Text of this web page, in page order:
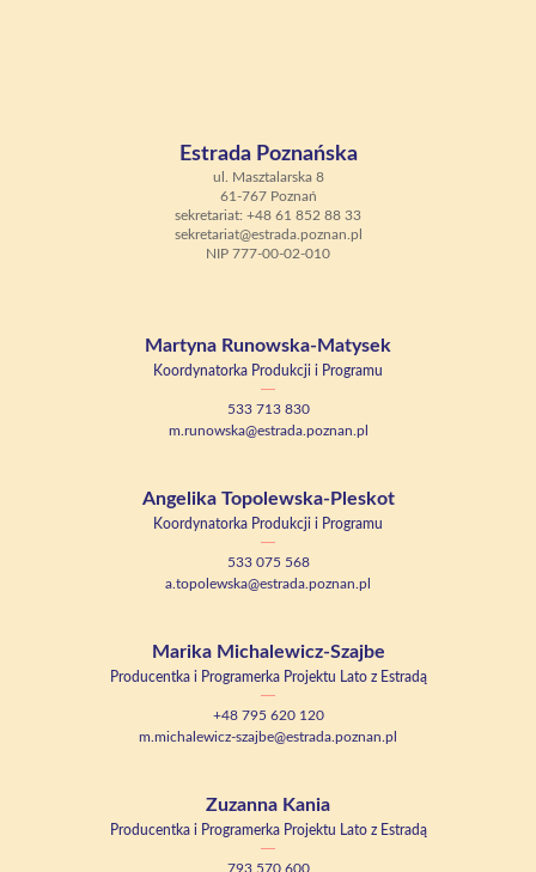
Estrada Poznańska
ul. Masztalarska 8
61-767 Poznań
sekretariat: +48 61 852 88 33
sekretariat@estrada.poznan.pl
NIP 777-00-02-010
Martyna Runowska-Matysek
Koordynatorka Produkcji i Programu
533 713 830
m.runowska@estrada.poznan.pl
Angelika Topolewska-Pleskot
Koordynatorka Produkcji i Programu
533 075 568
a.topolewska@estrada.poznan.pl
Marika Michalewicz-Szajbe
Producentka i Programerka Projektu Lato z Estradą
+48 795 620 120
m.michalewicz-szajbe@estrada.poznan.pl
Zuzanna Kania
Producentka i Programerka Projektu Lato z Estradą
793 570 600